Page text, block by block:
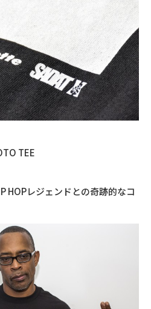
TEE
HOPレジェンドとの奇跡的なコ